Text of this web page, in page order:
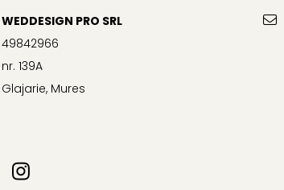
WEDDESIGN PRO SRL
49842966
nr. 139A
Glajarie, Mures